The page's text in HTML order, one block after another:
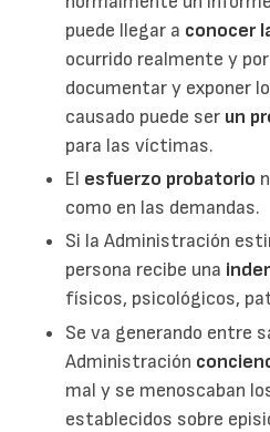
puede llegar a conocer
ocurrido realmente y
documentar y exponer
causado puede ser un
para las víctimas.
El esfuerzo probatorio
como en las demandas.
Si la Administración
persona recibe una
físicos, psicológicos,
Se va generando entre
Administración
mal y se menoscaban
establecidos sobre